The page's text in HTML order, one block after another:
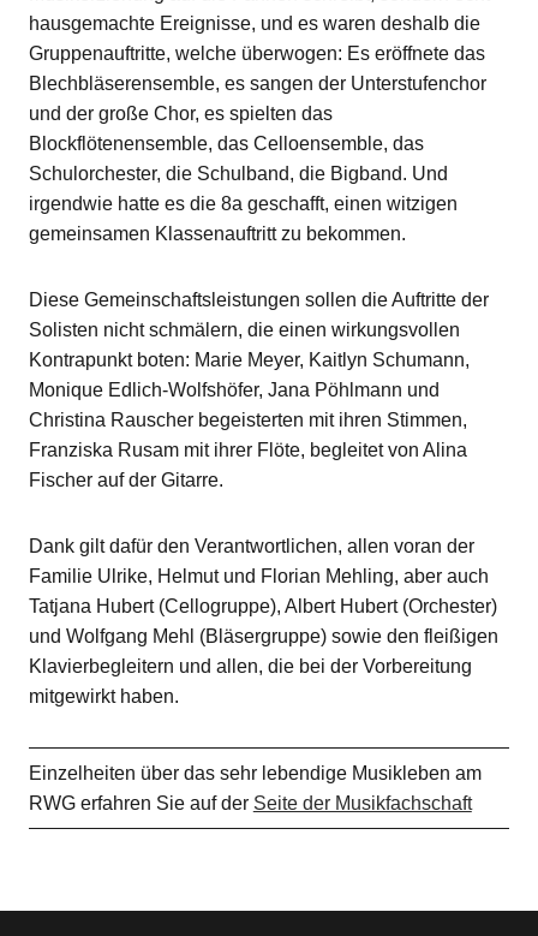
hausgemachte Ereignisse, und es waren deshalb die
Gruppenauftritte, welche überwogen: Es eröffnete das
Blechbläserensemble, es sangen der Unterstufenchor
und der große Chor, es spielten das
Blockflötenensemble, das Celloensemble, das
Schulorchester, die Schulband, die Bigband. Und
irgendwie hatte es die 8a geschafft, einen witzigen
gemeinsamen Klassenauftritt zu bekommen.
Diese Gemeinschaftsleistungen sollen die Auftritte der
Solisten nicht schmälern, die einen wirkungsvollen
Kontrapunkt boten: Marie Meyer, Kaitlyn Schumann,
Monique Edlich-Wolfshöfer, Jana Pöhlmann und
Christina Rauscher begeisterten mit ihren Stimmen,
Franziska Rusam mit ihrer Flöte, begleitet von Alina
Fischer auf der Gitarre.
Dank gilt dafür den Verantwortlichen, allen voran der
Familie Ulrike, Helmut und Florian Mehling, aber auch
Tatjana Hubert (Cellogruppe), Albert Hubert (Orchester)
und Wolfgang Mehl (Bläsergruppe) sowie den fleißigen
Klavierbegleitern und allen, die bei der Vorbereitung
mitgewirkt haben.
Einzelheiten über das sehr lebendige Musikleben am
RWG erfahren Sie auf der Seite der Musikfachschaft